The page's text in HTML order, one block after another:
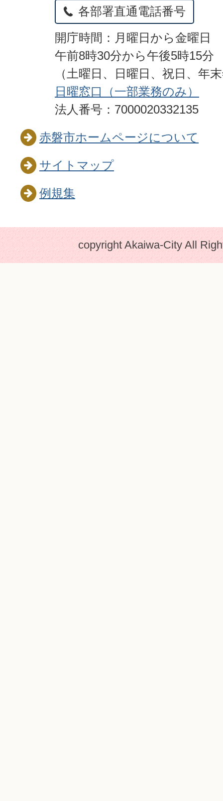
各部署直通電話番号
開庁時間：月曜日から金曜日
午前8時30分から午後5時15分
（土曜日、日曜日、祝日、年
日曜窓口（一部業務のみ）
法人番号：7000020332135
赤磐市ホームページについて
サイトマップ
例規集
copyright Akaiwa-City All